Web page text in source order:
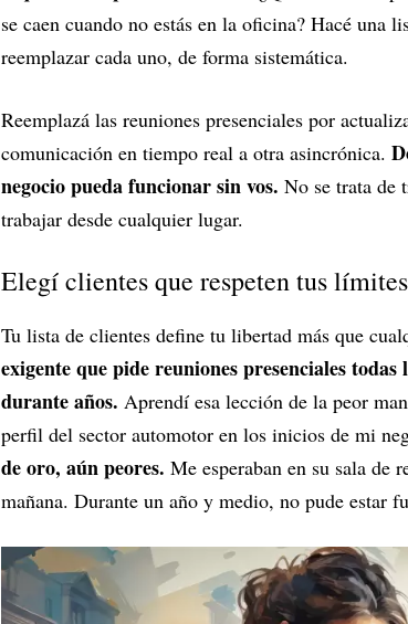
se caen cuando no estás en la oficina? Hacé una
reemplazar cada uno, de forma sistemática.
Reemplazá las reuniones presenciales por
comunicación en tiempo real a otra asincrónica.
negocio pueda funcionar sin vos. No se trata de
trabajar desde cualquier lugar.
Elegí clientes que respeten tus límites
Tu lista de clientes define tu libertad más que
exigente que pide reuniones presenciales
durante años. Aprendí esa lección de la peor
perfil del sector automotor en los inicios de mi
de oro, aún peores. Me esperaban en su sala de
mañana. Durante un año y medio, no pude estar